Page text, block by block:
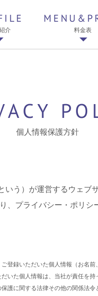
介 料金表
個人情報保護方針
いう）が運営するウェブ
、プライバシー・ポリ
登録いただいた個人情報（お名
いた個人情報は、当社が責任を
護に関する法律その他の関係法